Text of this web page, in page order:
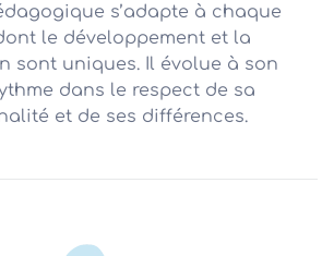
s’adapte à chaque
le développement et la
sont uniques. Il évolue à son
dans le respect de sa
et de ses différences.